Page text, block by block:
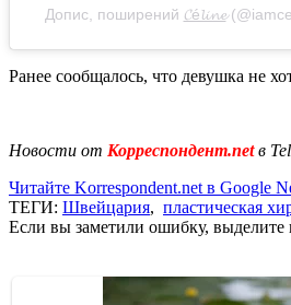
Допис, поширений 𝓒é𝓵𝓲𝓷𝓮
Ранее сообщалось, что девушка не
Новости от Корреспондент.netв
Читайте Korrespondent.net в Google
ТЕГИ: Швейцария, пластическая
Если вы заметили ошибку,